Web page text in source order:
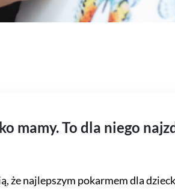
mamy. To dla niego
najlepszym pokarmem dla